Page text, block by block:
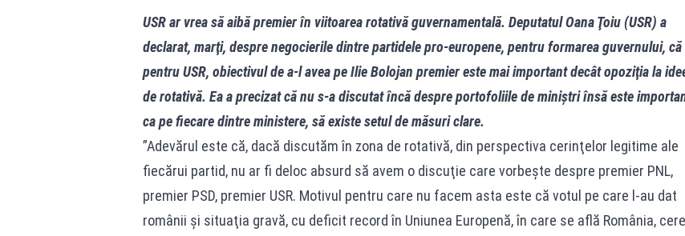
USR ar vrea să aibă premier în viitoarea rotativă guvernamentală. Deputatul Oana Ţoiu (USR) a
declarat, marţi, despre negocierile dintre partidele pro-europene, pentru formarea guvernului, că
pentru USR, obiectivul de a-l avea pe Ilie Bolojan premier este mai important decât opoziţia la
de rotativă. Ea a precizat că nu s-a discutat încă despre portofoliile de miniştri însă este
ca pe fiecare dintre ministere, să existe setul de măsuri clare.
”Adevărul este că, dacă discutăm în zona de rotativă, din perspectiva cerinţelor legitime ale
fiecărui partid, nu ar fi deloc absurd să avem o discuţie care vorbeşte despre premier PNL,
premier PSD, premier USR. Motivul pentru care nu facem asta este că votul pe care l-au dat
românii şi situaţia gravă, cu deficit record în Uniunea Europenă, în care se află România, cere